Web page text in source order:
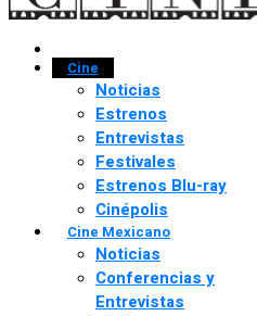
Cine
Noticias
Estrenos
Entrevistas
Festivales
Estrenos Blu-ray
Cinépolis
Cine Mexicano
Noticias
Conferencias y
Entrevistas